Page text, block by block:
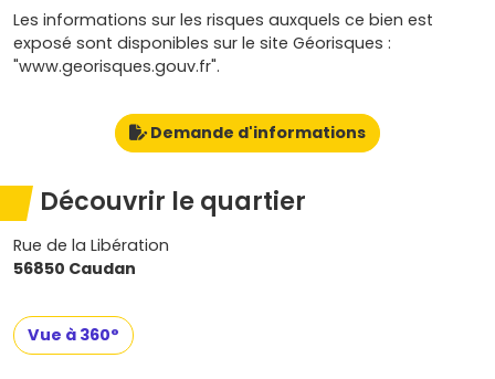
Les informations sur les risques auxquels ce bien est
exposé sont disponibles sur le site Géorisques :
"www.georisques.gouv.fr".
Demande d'informations
Découvrir le quartier
Rue de la Libération
56850 Caudan
Vue à 360°